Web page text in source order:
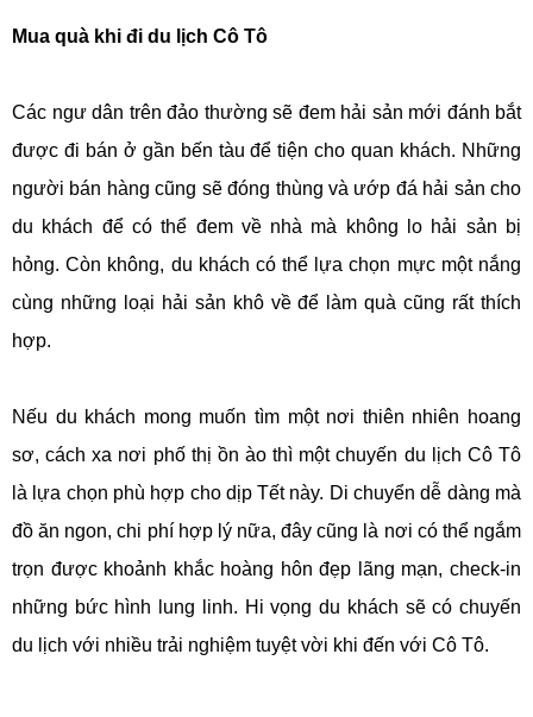
Mua quà khi đi du lịch Cô Tô
Các ngư dân trên đảo thường sẽ đem hải sản mới đánh bắt
được đi bán ở gần bến tàu để tiện cho quan khách. Những
người bán hàng cũng sẽ đóng thùng và ướp đá hải sản cho
du khách để có thể đem về nhà mà không lo hải sản bị
hỏng. Còn không, du khách có thể lựa chọn mực một nắng
cùng những loại hải sản khô về để làm quà cũng rất thích
hợp.
Nếu du khách mong muốn tìm một nơi thiên nhiên hoang
sơ, cách xa nơi phố thị ồn ào thì một chuyến du lịch Cô Tô
là lựa chọn phù hợp cho dịp Tết này. Di chuyển dễ dàng mà
đồ ăn ngon, chi phí hợp lý nữa, đây cũng là nơi có thể ngắm
trọn được khoảnh khắc hoàng hôn đẹp lãng mạn, check-in
những bức hình lung linh. Hi vọng du khách sẽ có chuyến
du lịch với nhiều trải nghiệm tuyệt vời khi đến với Cô Tô.